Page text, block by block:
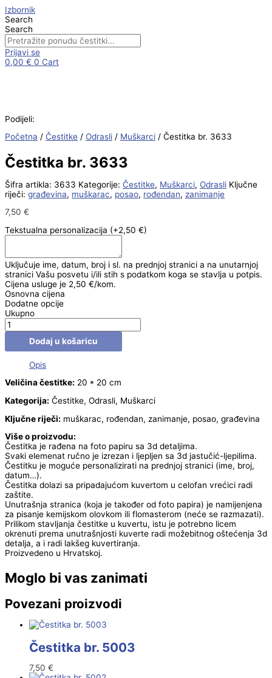
to
content
Izbornik
Search
Search
Prijavi se
0,00 € 0 Cart
Podijeli:
Početna / Čestitke / Odrasli / Muškarci / Čestitka br. 3633
Čestitka br. 3633
Šifra artikla: 3633 Kategorije: Čestitke, Muškarci, Odrasli Ključne
riječi: građevina, muškarac, posao, rođendan, zanimanje
7,50 €
Tekstualna personalizacija (+2,50 €)
Uključuje ime, datum, broj i sl. na prednjoj stranici a na unutarnjoj
stranici Vašu posvetu i/ili stih s podatkom koga se stavlja u potpis.
Cijena usluge je 2,50 €/kom.
Osnovna cijena
Dodatne opcije
Ukupno
Čestitka
br.
3633
količina
Dodaj u košaricu
Opis
Veličina čestitke: 20 * 20 cm
Kategorija: Čestitke, Odrasli, Muškarci
Ključne riječi: muškarac, rođendan, zanimanje, posao, građevina
Više o proizvodu:
Čestitka je rađena na foto papiru sa 3d detaljima.
Svaki elemenat ručno je izrezan i ljepljen sa 3d jastučić-ljepilima.
Čestitku je moguće personalizirati na prednjoj stranici (ime, broj,
datum…).
Čestitka dolazi sa pripadajućom kuvertom u celofan vrećici radi
zaštite.
Unutrašnja stranica (koja je također od foto papira) je namijenjena
za pisanje kemijskom olovkom ili flomasterom (neće se razmazati).
Prilikom stavljanja čestitke u kuvertu, istu je potrebno licem
okrenuti prema unutrašnjosti kuverte radi možebitnog oštećenja 3d
detalja, a i radi lakšeg kuvertiranja.
Proizvedeno u Hrvatskoj.
Moglo bi vas zanimati
Povezani proizvodi
Čestitka br. 5003
7,50 €